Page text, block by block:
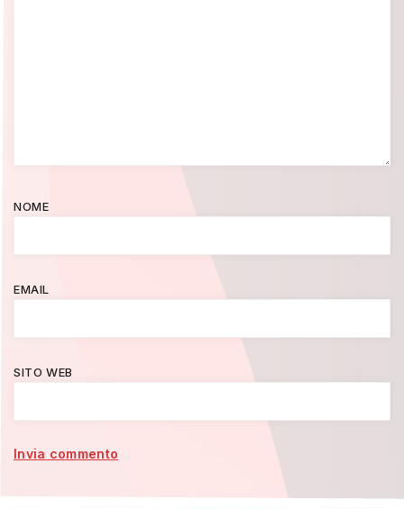
NOME
EMAIL
SITO WEB